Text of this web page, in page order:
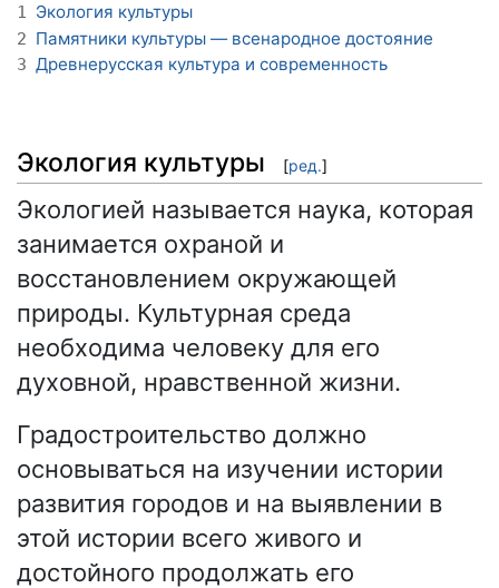
1 Экология культуры
2 Памятники культуры — всенародное достояние
3 Древнерусская культура и современность
Экология культуры [ред.]
Экологией называется наука, которая
занимается охраной и
восстановлением окружающей
природы. Культурная среда
необходима человеку для его
духовной, нравственной жизни.
Градостроительство должно
основываться на изучении истории
развития городов и на выявлении в
этой истории всего живого и
достойного продолжать его